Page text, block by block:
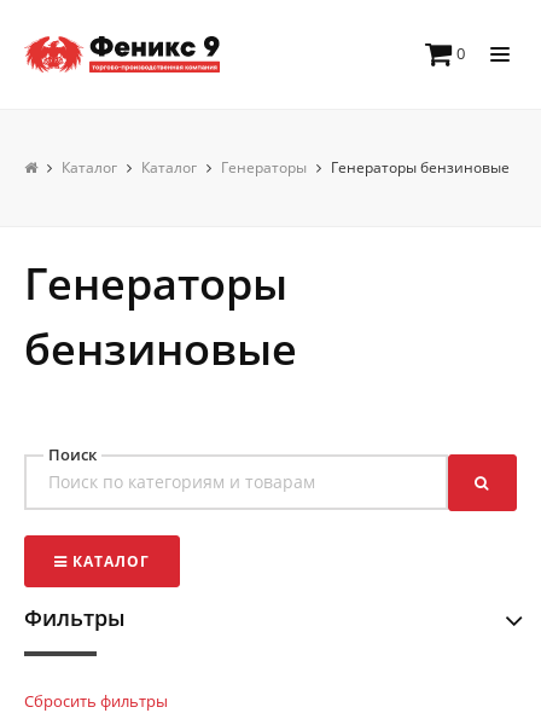
0
Каталог Каталог Генераторы Генераторы бензиновые
Генераторы
бензиновые
Поиск
КАТАЛОГ
Фильтры
Сбросить фильтры